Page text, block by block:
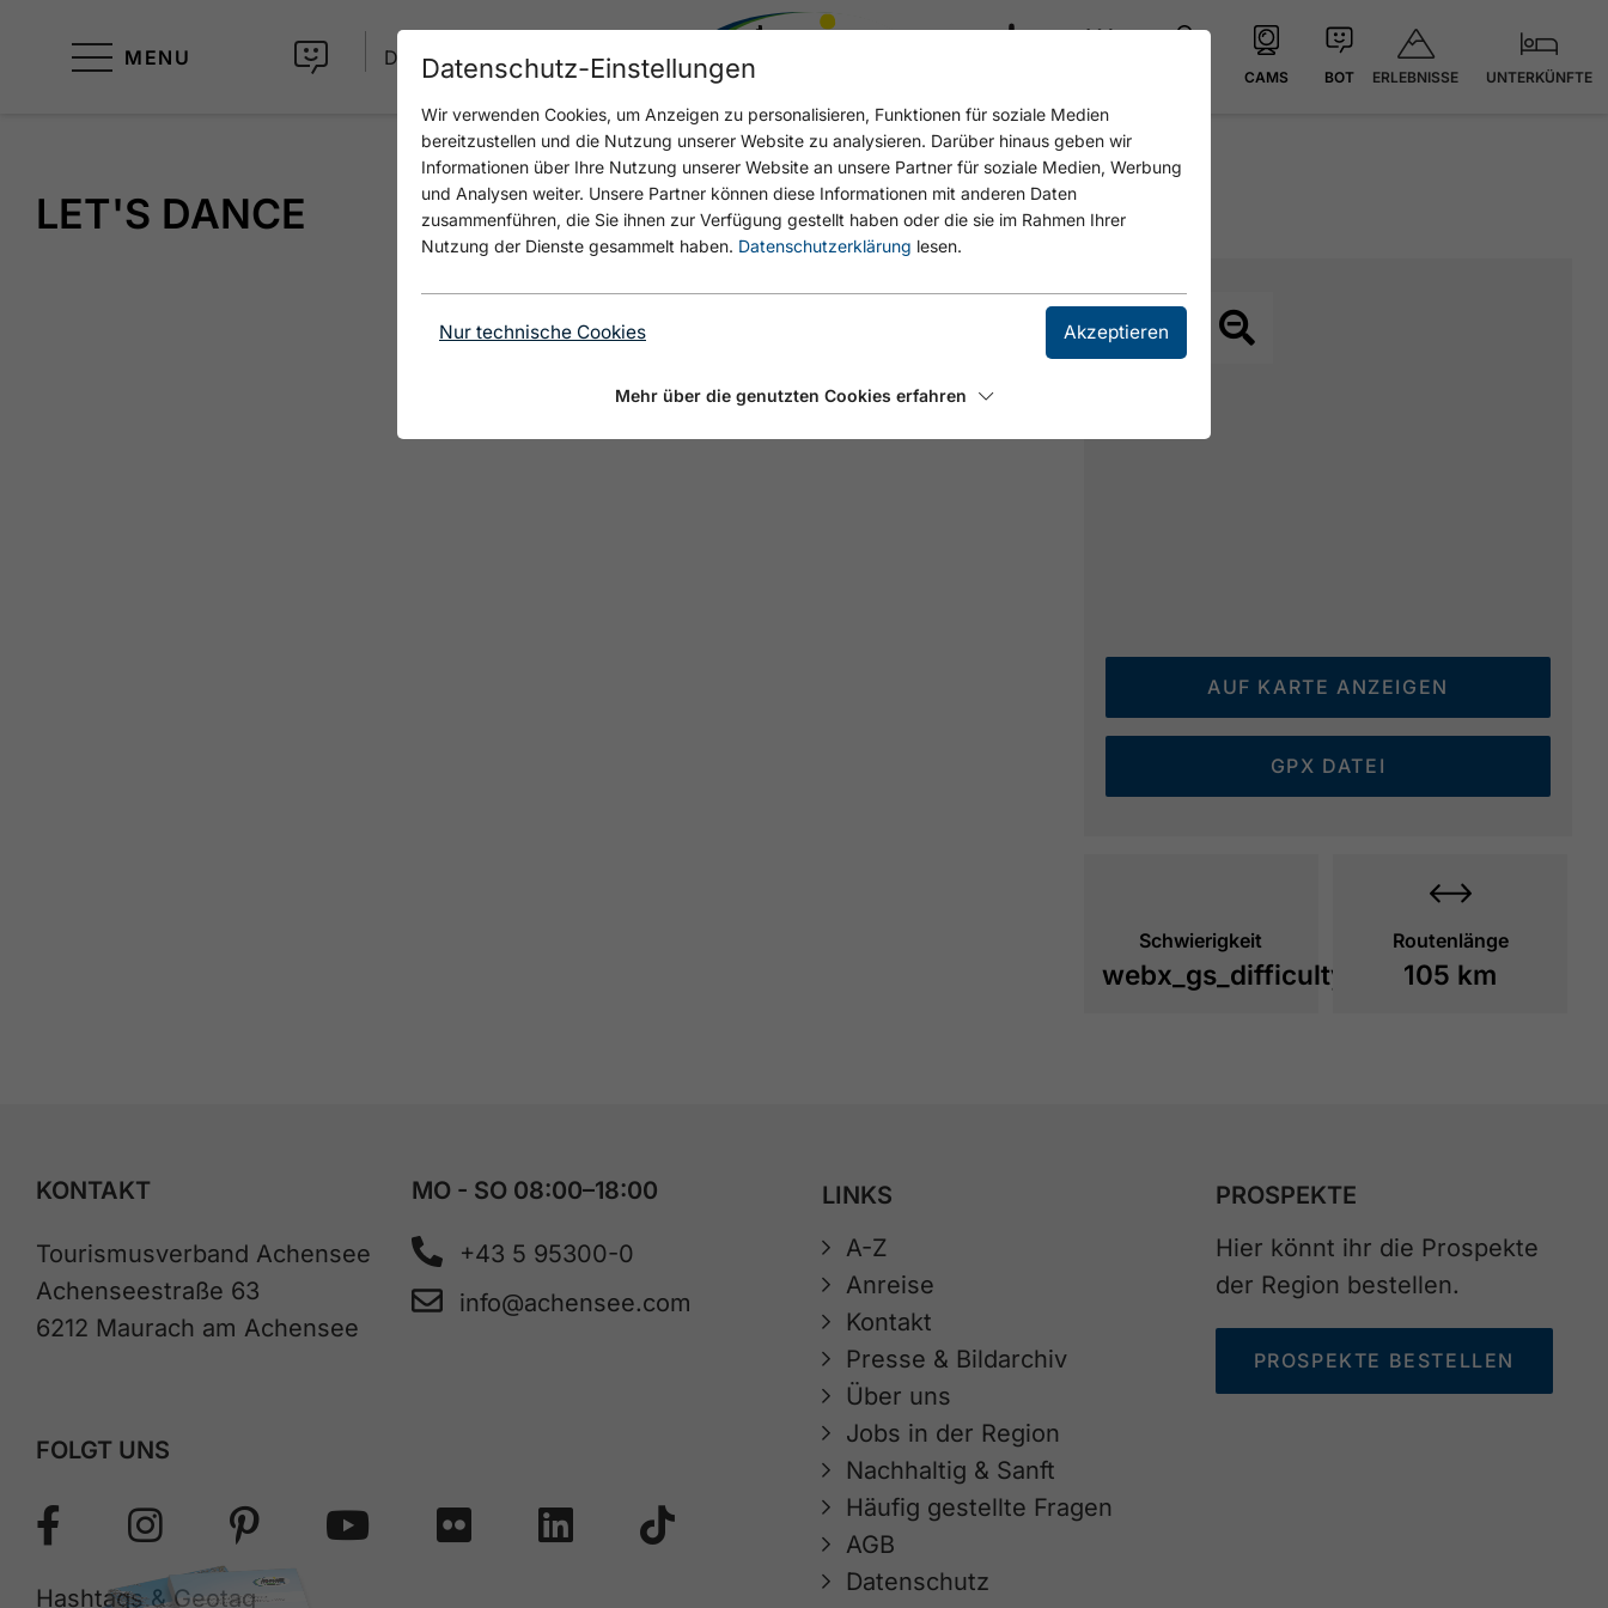
MENU DE
CAMS BOT ERLEBNISSE UNTERKÜNFTE
LET'S DANCE
AUF KARTE ANZEIGEN
GPX DATEI
Schwierigkeit
webx_gs_difficulty_
Routenlänge
105 km
KONTAKT
Tourismusverband Achensee
Achenseestraße 63
6212 Maurach am Achensee
MO - SO 08:00–18:00
+43 5 95300-0
info@achensee.com
FOLGT UNS
Hashtags & Geotag
LINKS
A-Z
Anreise
Kontakt
Presse & Bildarchiv
Über uns
Jobs in der Region
Nachhaltig & Sanft
Häufig gestellte Fragen
AGB
Datenschutz
PROSPEKTE
Hier könnt ihr die Prospekte
der Region bestellen.
PROSPEKTE BESTELLEN
Datenschutz-Einstellungen
Wir verwenden Cookies, um Anzeigen zu personalisieren, Funktionen für soziale Medien
bereitzustellen und die Nutzung unserer Website zu analysieren. Darüber hinaus geben wir
Informationen über Ihre Nutzung unserer Website an unsere Partner für soziale Medien, Werbung
und Analysen weiter. Unsere Partner können diese Informationen mit anderen Daten
zusammenführen, die Sie ihnen zur Verfügung gestellt haben oder die sie im Rahmen Ihrer
Nutzung der Dienste gesammelt haben. Datenschutzerklärung lesen.
Nur technische Cookies Akzeptieren
Mehr über die genutzten Cookies erfahren